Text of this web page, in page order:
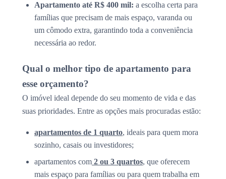
Apartamento até R$ 400 mil: a escolha certa para
famílias que precisam de mais espaço, varanda ou
um cômodo extra, garantindo toda a conveniência
necessária ao redor.
Qual o melhor tipo de apartamento para
esse orçamento?
O imóvel ideal depende do seu momento de vida e das
suas prioridades. Entre as opções mais procuradas estão:
apartamentos de 1 quarto, ideais para quem mora
sozinho, casais ou investidores;
apartamentos com 2 ou 3 quartos, que oferecem
mais espaço para famílias ou para quem trabalha em